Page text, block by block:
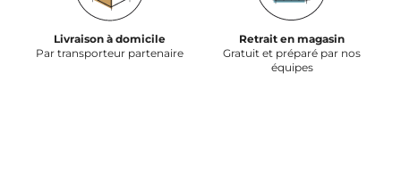
Livraison à domicile
Par transporteur partenaire
Retrait en magasin
Gratuit et préparé par nos
équipes